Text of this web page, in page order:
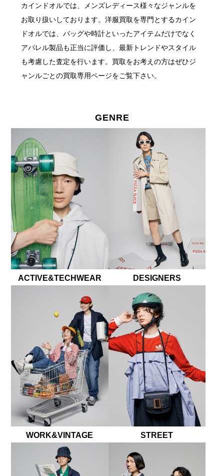
カインドオルでは、メンズレディース様々なジャンルを
お取り扱いしております。洋服買取を専門とするカイン
ドオルでは、バッグや時計といったアイテムだけでなく
アパレル製品も正当に評価し、最新トレンドやスタイル
も考慮した査定を行います。 買取をお考えの方はぜひジ
ャンルごとの買取専用ページをご覧下さい。
GENRE 取扱ジャンルGENRE
ACTIVE&TECHWEAR DESIGNERS
WORK&VINTAGE STREET